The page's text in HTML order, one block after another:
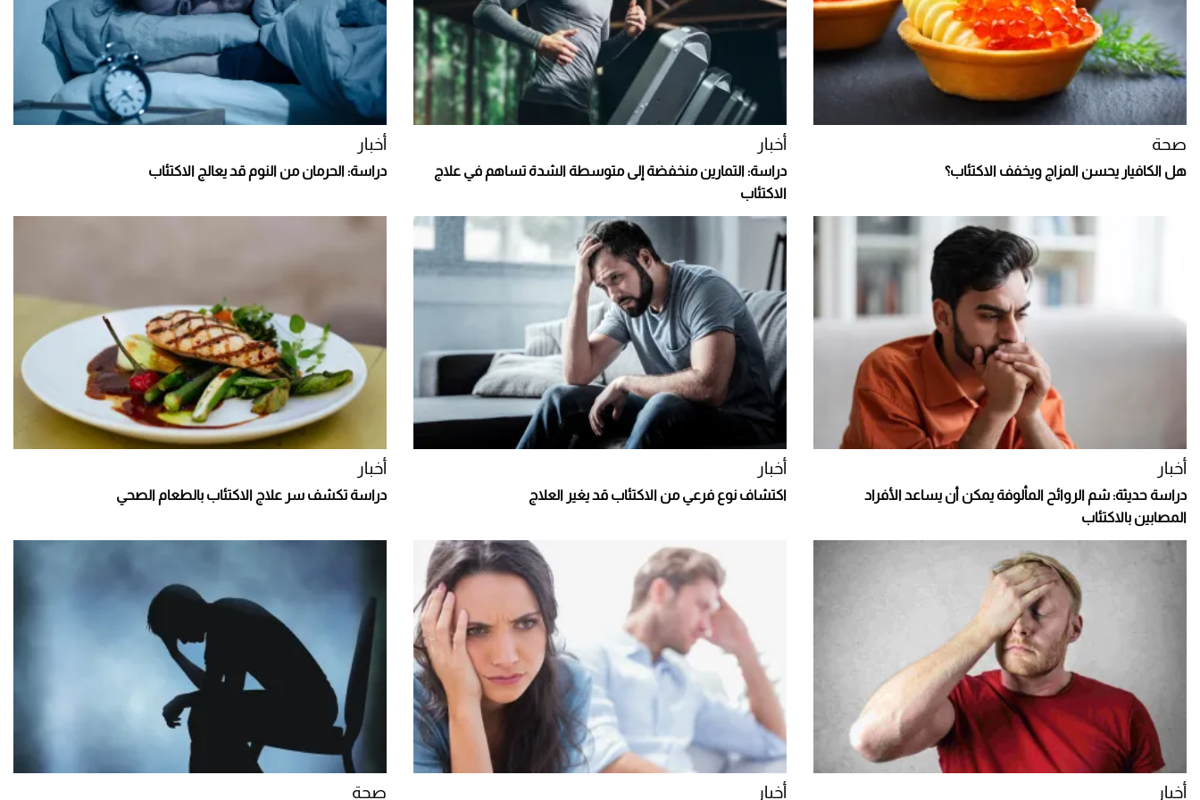
صحة
هل الكافيار يحسن المزاج ويخفف الاكتئاب؟
أخبار
دراسة: التمارين منخفضة إلى متوسطة الشدة تساهم في علاج
الاكتئاب
أخبار
دراسة: الحرمان من النوم قد يعالج الاكتئاب
أخبار
دراسة حديثة: شم الروائح المألوفة يمكن أن يساعد الأفراد
المصابين بالاكتئاب
أخبار
اكتشاف نوع فرعي من الاكتئاب قد يغير العلاج
أخبار
دراسة تكشف سر علاج الاكتئاب بالطعام الصحي
أخبار أخبار صحة